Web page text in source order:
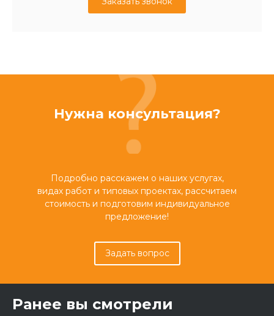
Нужна консультация?
Подробно расскажем о наших услугах,
видах работ и типовых проектах, рассчитаем
стоимость и подготовим индивидуальное
предложение!
Задать вопрос
Ранее вы смотрели